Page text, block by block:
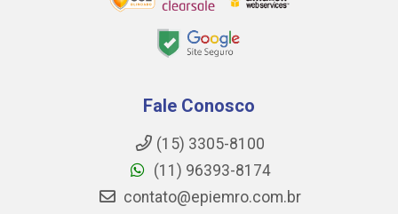
Fale Conosco
(15) 3305-8100
(11) 96393-8174
contato@epiemro.com.br